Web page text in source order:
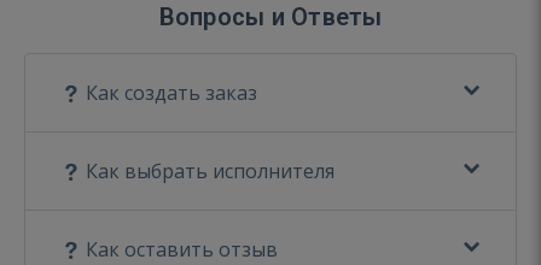
Вопросы и Ответы
Как создать заказ
Как выбрать исполнителя
Как оставить отзыв